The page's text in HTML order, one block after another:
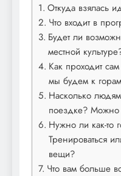
Откуда взялась
Что входит в
Будет ли
местной
Как проходит
мы будем к
Насколько
поездке? Можно
Нужно ли как-то
Тренироваться
вещи?
Что вам больше